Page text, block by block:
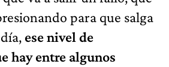
para que salga
ese nivel de
hay entre algunos